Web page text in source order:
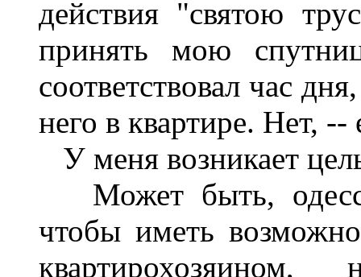
действия "святою
принять мою
соответствовал час
него в квартире. Нет, --
У меня возникает
Может быть,
чтобы иметь